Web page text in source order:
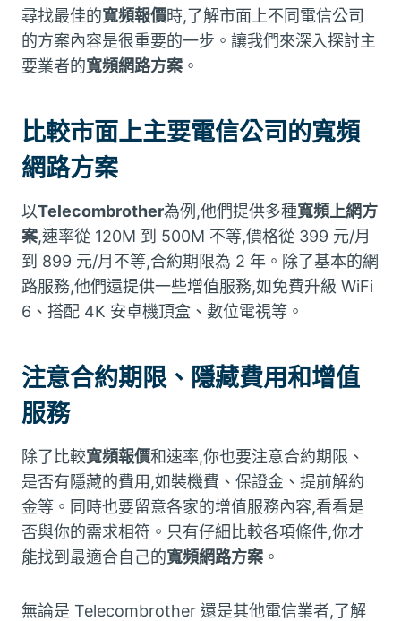
尋找最佳的寬頻報價時,了解市面上不同電信公司
的方案內容是很重要的一步。讓我們來深入探討主
要業者的寬頻網路方案 。
比較市面上主要電信公司的寬頻
網路方案
以Telecombrother為例,他們提供多種寬頻上網方
案,速率從 120M 到 500M 不等,價格從 399 元/月
到 899 元/月不等,合約期限為 2 年。除了基本的網
路服務,他們還提供一些增值服務,如免費升級 WiFi
6、搭配 4K 安卓機頂盒、數位電視等。
注意合約期限、隱藏費用和增值
服務
除了比較寬頻報價和速率,你也要注意合約期限、
是否有隱藏的費用,如裝機費、保證金、提前解約
金等。同時也要留意各家的增值服務內容,看看是
否與你的需求相符。只有仔細比較各項條件,你才
能找到最適合自己的寬頻網路方案 。
無論是 Telecombrother 還是其他電信業者,了解